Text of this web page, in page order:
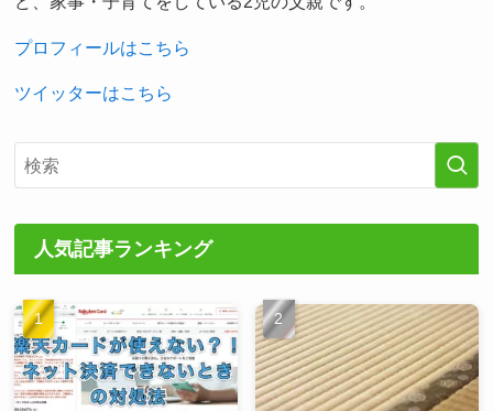
プロフィールはこちら
ツイッターはこちら
人気記事ランキング